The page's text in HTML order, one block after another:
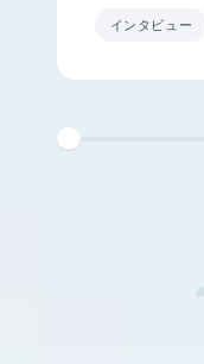
インタビュー